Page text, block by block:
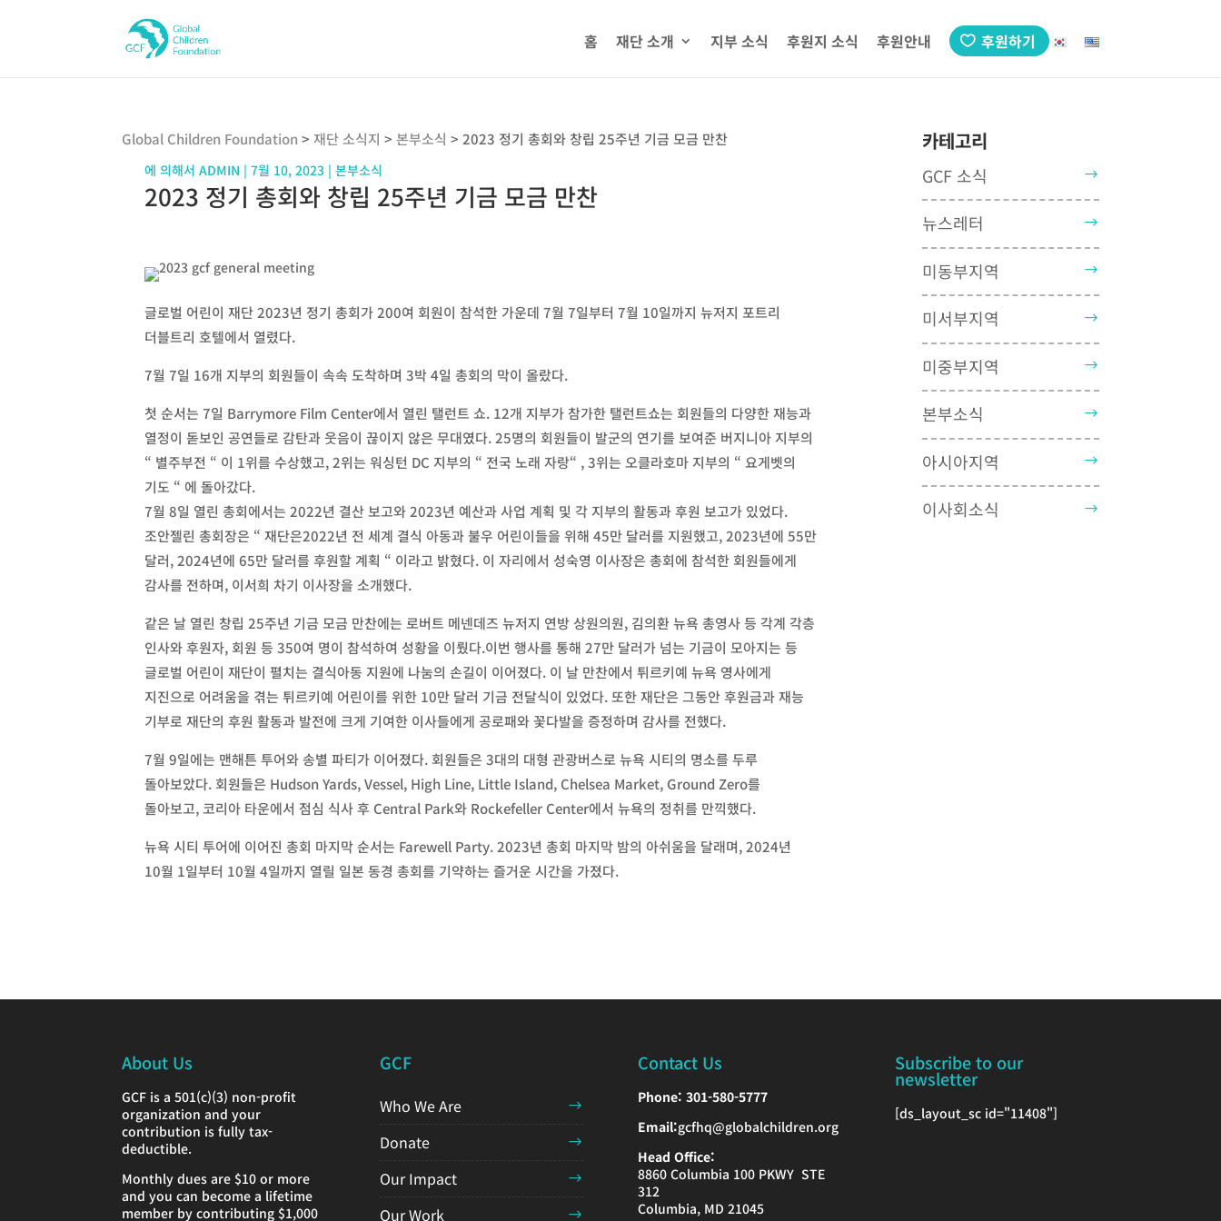
홈 재단 소개 지부 소식 후원지 소식 후원안내 후원하기
Global Children Foundation >재단 소식지 >본부소식 >2023 정기 총회와 창립 25주년 기금 모금 만찬
에 의해서ADMIN |7월 10, 2023 |본부소식
2023 정기 총회와 창립 25주년 기금 모금 만찬
글로벌 어린이 재단 2023년 정기 총회가 200여 회원이 참석한 가운데 7월 7일부터 7월 10일까지 뉴저지 포트리
더블트리 호텔에서 열렸다.
7월 7일 16개 지부의 회원들이 속속 도착하며 3박 4일 총회의 막이 올랐다.
첫 순서는 7일 Barrymore Film Center에서 열린 탤런트 쇼. 12개 지부가 참가한 탤런트쇼는 회원들의 다양한 재능과
열정이 돋보인 공연들로 감탄과 웃음이 끊이지 않은 무대였다. 25명의 회원들이 발군의 연기를 보여준 버지니아 지부의
“ 별주부전 “ 이 1위를 수상했고, 2위는 워싱턴 DC 지부의 “ 전국 노래 자랑“ , 3위는 오클라호마 지부의 “ 요게벳의
기도 “ 에 돌아갔다.
7월 8일 열린 총회에서는 2022년 결산 보고와 2023년 예산과 사업 계획 및 각 지부의 활동과 후원 보고가 있었다.
조안젤린 총회장은 “ 재단은2022년 전 세계 결식 아동과 불우 어린이들을 위해 45만 달러를 지원했고, 2023년에 55만
달러, 2024년에 65만 달러를 후원할 계획 “ 이라고 밝혔다. 이 자리에서 성숙영 이사장은 총회에 참석한 회원들에게
감사를 전하며, 이서희 차기 이사장을 소개했다.
같은 날 열린 창립 25주년 기금 모금 만찬에는 로버트 메넨데즈 뉴저지 연방 상원의원, 김의환 뉴욕 총영사 등 각계 각층
인사와 후원자, 회원 등 350여 명이 참석하여 성황을 이뤘다.이번 행사를 통해 27만 달러가 넘는 기금이 모아지는 등
글로벌 어린이 재단이 펼치는 결식아동 지원에 나눔의 손길이 이어졌다. 이 날 만찬에서 튀르키예 뉴욕 영사에게
지진으로 어려움을 겪는 튀르키예 어린이를 위한 10만 달러 기금 전달식이 있었다. 또한 재단은 그동안 후원금과 재능
기부로 재단의 후원 활동과 발전에 크게 기여한 이사들에게 공로패와 꽃다발을 증정하며 감사를 전했다.
7월 9일에는 맨해튼 투어와 송별 파티가 이어졌다. 회원들은 3대의 대형 관광버스로 뉴욕 시티의 명소를 두루
돌아보았다. 회원들은 Hudson Yards, Vessel, High Line, Little Island, Chelsea Market, Ground Zero를
돌아보고, 코리아 타운에서 점심 식사 후 Central Park와 Rockefeller Center에서 뉴욕의 정취를 만끽했다.
뉴욕 시티 투어에 이어진 총회 마지막 순서는 Farewell Party. 2023년 총회 마지막 밤의 아쉬움을 달래며, 2024년
10월 1일부터 10월 4일까지 열릴 일본 동경 총회를 기약하는 즐거운 시간을 가졌다.
카테고리
GCF 소식
뉴스레터
미동부지역
미서부지역
미중부지역
본부소식
아시아지역
이사회소식
About Us
GCF is a 501(c)(3) non-profit
organization and your
contribution is fully tax-
deductible.
Monthly dues are $10 or more
and you can become a lifetime
member by contributing $1,000
GCF
Who We Are
Donate
Our Impact
Our Work
Contact Us
Phone: 301-580-5777
Email:gcfhq@globalchildren.org
Head Office:
8860 Columbia 100 PKWY STE
312
Columbia, MD 21045
Subscribe to our
newsletter
[ds_layout_sc id="11408"]